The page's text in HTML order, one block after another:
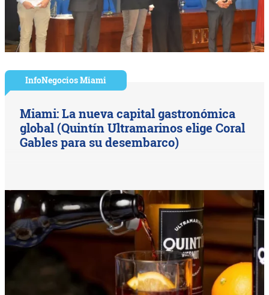
InfoNegocios Miami
Miami: La nueva capital gastronómica
global (Quintín Ultramarinos elige Coral
Gables para su desembarco)